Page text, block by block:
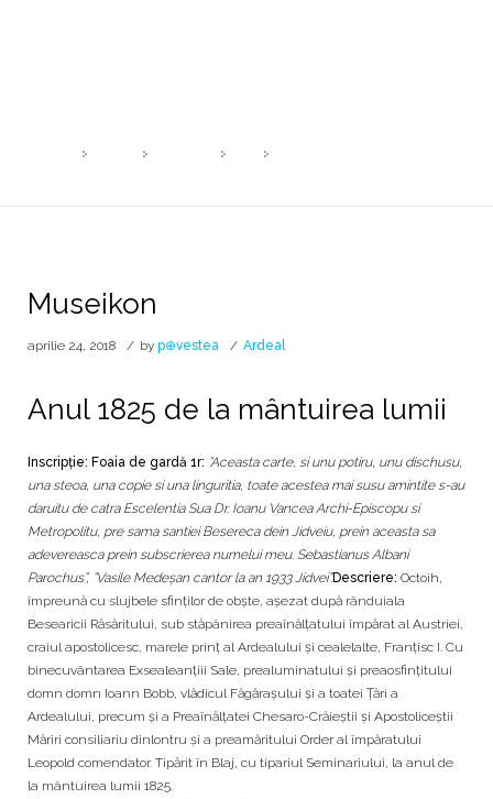
Museikon
aprilie 24, 2018 by p⊕vestea Ardeal
Anul 1825 de la mântuirea lumii
Inscripţie: Foaia de gardă 1r: ”Aceasta carte, si unu potiru, unu dischusu,
una steoa, una copie si una linguritia, toate acestea mai susu amintite s-au
daruitu de catra Escelentia Sua Dr. Ioanu Vancea Archi-Episcopu si
Metropolitu, pre sama santiei Besereca dein Jidveiu, prein aceasta sa
adevereasca prein subscrierea numelui meu. Sebastianus Albani
Parochus”, ”Vasile Medeșan cantor la an 1933 Jidvei”.Descriere: Octoih,
împreună cu slujbele sfinţilor de obște, așezat după rânduiala
Besearicii Răsăritului, sub stăpânirea preaînălţatului împărat al Austriei,
craiul apostolicesc, marele prinţ al Ardealului și cealelalte, Franţisc I. Cu
binecuvântarea Exsealeanţiii Sale, prealuminatului și preaosfinţitului
domn domn Ioann Bobb, vlădicul Făgărașului și a toatei Ţări a
Ardealului, precum și a Preaînălţatei Chesaro-Crăieștii și Apostoliceștii
Măriri consiliariu dinlontru și a preamăritului Order al împăratului
Leopold comendator. Tipărit în Blaj, cu tipariul Seminariului, la anul de
la mântuirea lumii 1825.